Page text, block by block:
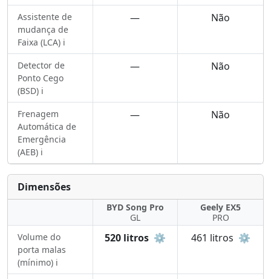
Assistente de
mudança de
Faixa (LCA) ℹ️
— Não
Detector de
Ponto Cego
(BSD) ℹ️
— Não
Frenagem
Automática de
Emergência
(AEB) ℹ️
— Não
Dimensões
BYD Song Pro
GL
Geely EX5
PRO
Volume do
porta malas
(mínimo) ℹ️
520 litros ⚙️ 461 litros ⚙️